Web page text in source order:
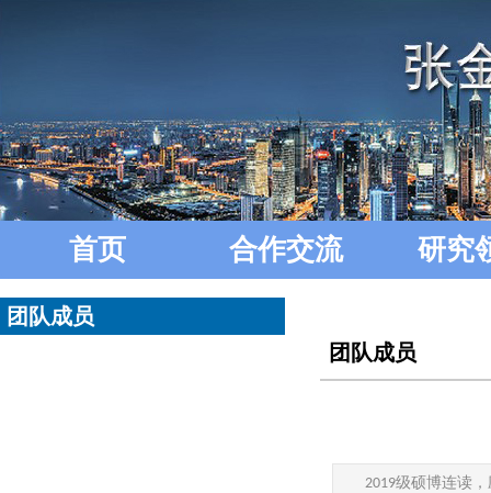
首页 合作交流 研究
团队成员
团队成员
2019级硕博连读